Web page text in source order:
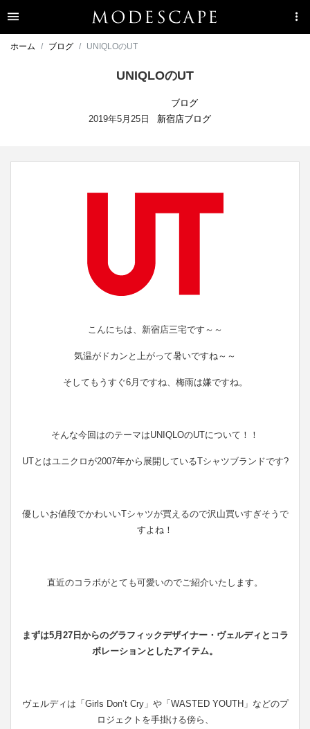
ホーム ブログ UNIQLOのUT
UNIQLOのUT
2019年5月25日
ブログ
新宿店ブログ
こんにちは、新宿店三宅です～～
気温がドカンと上がって暑いですね～～
そしてもうすぐ6月ですね、梅雨は嫌ですね。
そんな今回はのテーマはUNIQLOのUTについて！！
UTとはユニクロが2007年から展開しているTシャツブランドです?
優しいお値段でかわいいTシャツが買えるので沢山買いすぎそうで
すよね！
直近のコラボがとても可愛いのでご紹介いたします。
まずは5月27日からのグラフィックデザイナー・ヴェルディとコラ
ボレーションとしたアイテム。
ヴェルディは「Girls Don’t Cry」や「WASTED YOUTH」などのプ
ロジェクトを手掛ける傍ら、